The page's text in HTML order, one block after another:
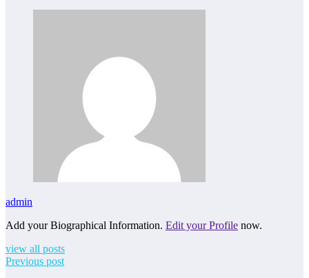
admin
Add your Biographical Information. Edit your Profile now.
view all posts
Previous post